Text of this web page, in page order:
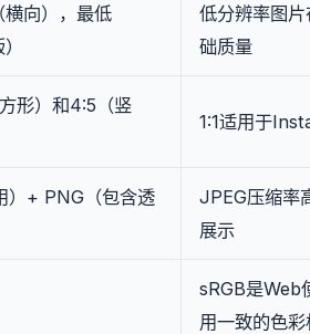
向），最低
低分辨率图
础质量
形）和4:5（竖
1:1适用于
）+ PNG（包含透
JPEG压缩率
展示
sRGB是Web
用一致的色